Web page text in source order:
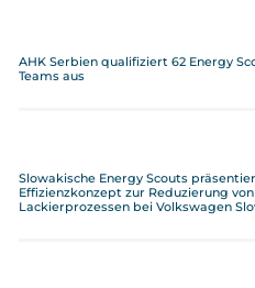
AHK Serbien qualifiziert 62 Energy
Teams aus
Slowakische Energy Scouts
Effizienzkonzept zur Reduzierung
Lackierprozessen bei Volkswagen